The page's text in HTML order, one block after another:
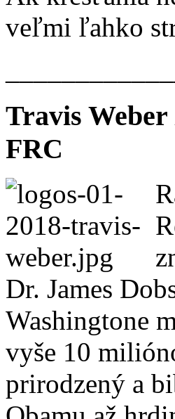
veľmi ľahko
Travis
FRC
Dr. James
Washingtone
vyše 10
prirodzený a